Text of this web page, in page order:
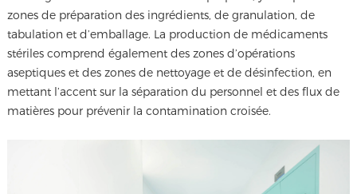
zones de préparation des ingrédients, de granulation, de
tabulation et d’emballage. La production de médicaments
stériles comprend également des zones d’opérations
aseptiques et des zones de nettoyage et de désinfection, en
mettant l’accent sur la séparation du personnel et des flux de
matières pour prévenir la contamination croisée.